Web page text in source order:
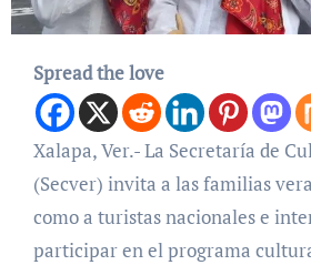
Spread the love
Xalapa, Ver.- La Secretaría de Cultura de Veracruz
(Secver) invita a las familias
como a turistas nacionales e
participar en el programa